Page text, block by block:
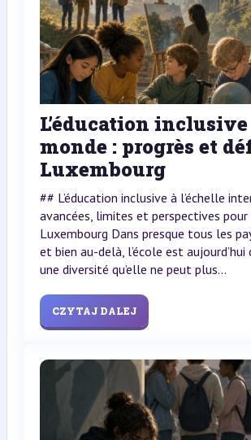
L’éducation
monde : progrès et
Luxembourg
## L’éducation inclusive à l’échelle
avancées, limites et perspectives pour
Luxembourg Dans presque tous les
et bien au-delà, l’école est
une diversité qu’elle ne peut plus...
CZYTAJ DALEJ